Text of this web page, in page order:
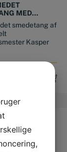
MED
smedetang af
Kasper